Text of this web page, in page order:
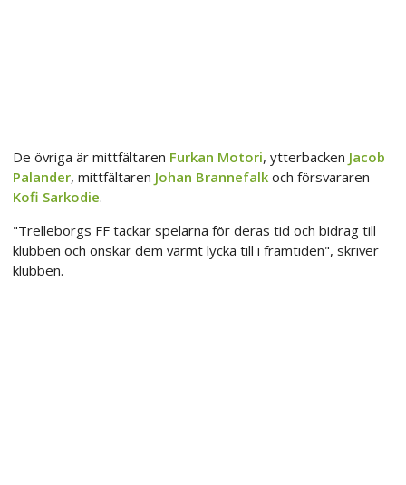
De övriga är mittfältaren Furkan Motori, ytterbacken Jacob
Palander, mittfältaren Johan Brannefalk och försvararen
Kofi Sarkodie.
"Trelleborgs FF tackar spelarna för deras tid och bidrag till
klubben och önskar dem varmt lycka till i framtiden", skriver
klubben.